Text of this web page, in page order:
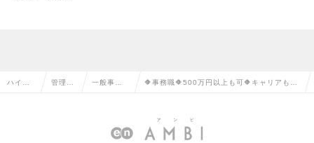
ハイク 管理部 一般事
事務の転
🔶事務職🔶500万円以上も可🔶キャリアもラ
ゼント★の求人情報